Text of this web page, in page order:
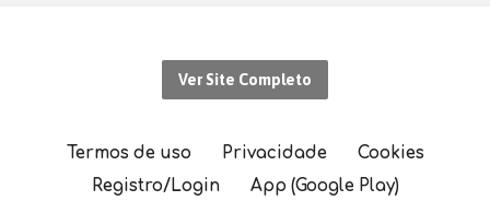
Ver Site Completo
Termos de uso Privacidade
Cookies
Registro/Login
App (Google Play)